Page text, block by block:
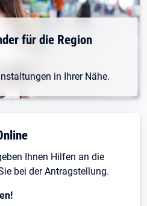
für die Region
in Ihrer Nähe.
Ihnen Hilfen an die
bei der Antragstellung.